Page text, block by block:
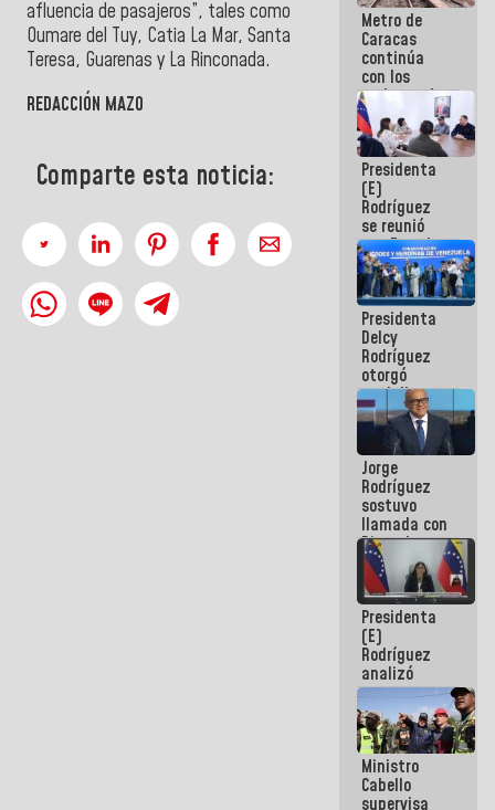
afluencia de pasajeros”, tales como
Oumare del Tuy, Catia La Mar, Santa
Teresa, Guarenas y La Rinconada.
REDACCIÓN MAZO
Comparte esta noticia:
Metro de
Caracas
continúa
con los
trabajos de
mantenimiento
e inspección
en la Línea 2
Presidenta
(E)
Rodríguez
se reunió
con Estado
Mayor
Eléctrico
para
abordar
planes de
acción
Presidenta
Delcy
Rodríguez
otorgó
medalla
"Héroe de
Venezuela"
a servidores
públicos
Jorge
Rodríguez
sostuvo
llamada con
Dinorah
Figuera y
acuerdan
primer
encuentro
presencial
para el
diálogo
Presidenta
(E)
Rodríguez
analizó
junto a
gobernadores
planes de
recuperación
del Sistema
Eléctrico
Ministro
Cabello
supervisa